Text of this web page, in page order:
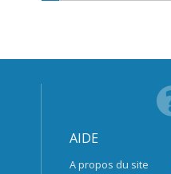
AIDE
A propos du site